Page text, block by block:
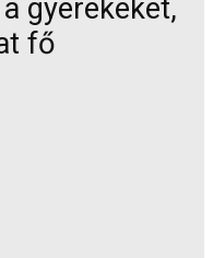
gyerekeket,
fő